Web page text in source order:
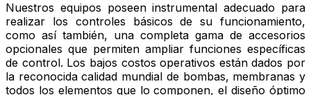
Nuestros equipos poseen instrumental adecuado para
realizar los controles básicos de su funcionamiento,
como así también, una completa gama de accesorios
opcionales que permiten ampliar funciones específicas
de control. Los bajos costos operativos están dados por
la reconocida calidad mundial de bombas, membranas y
todos los elementos que lo componen, el diseño óptimo